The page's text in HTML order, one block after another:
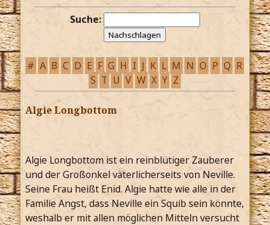
Suche:
# A B C D E F G H I J K L M N O P Q R
S T U V W X Y Z
Algie Longbottom
Algie Longbottom ist ein reinblütiger Zauberer
und der Großonkel väterlicherseits von Neville.
Seine Frau heißt Enid. Algie hatte wie alle in der
Familie Angst, dass Neville ein Squib sein könnte,
weshalb er mit allen möglichen Mitteln versucht